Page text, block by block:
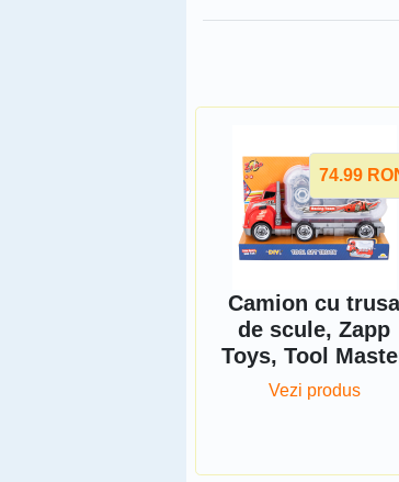
74.99
Camion cu
de scule, Zapp
Toys, Tool
Vezi produs